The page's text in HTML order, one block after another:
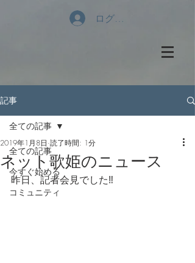
ログイン
記事
全ての記事
今すぐ始める
コミュニティ
全ての記事
ネット歌姫のニュース
2019年1月8日 読了時間: 1分
昨日、記者会見でした‼️